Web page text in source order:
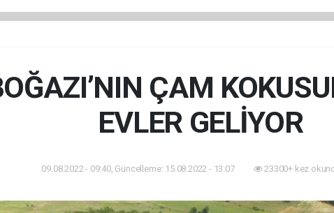
ÇAM
EVLER GELİYOR
09.08.2022 - 09:40, Güncelleme: 15.08.2022 - 13:07 23300+ kez